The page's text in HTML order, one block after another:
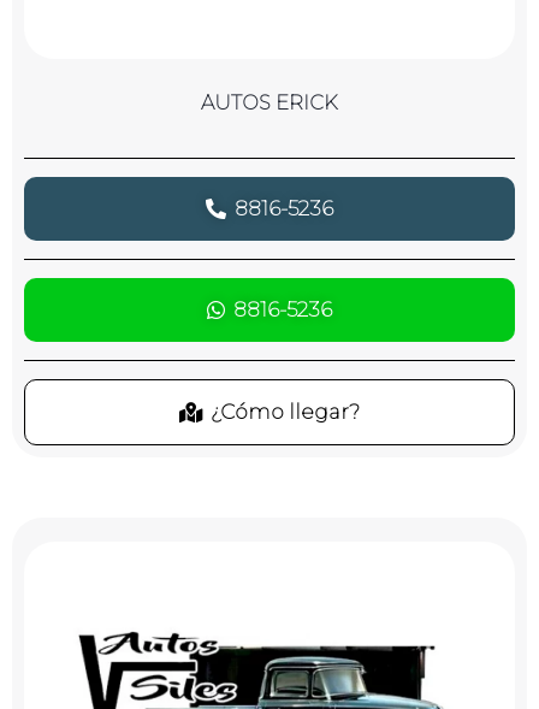
AUTOS ERICK
8816-5236
8816-5236
¿Cómo llegar?